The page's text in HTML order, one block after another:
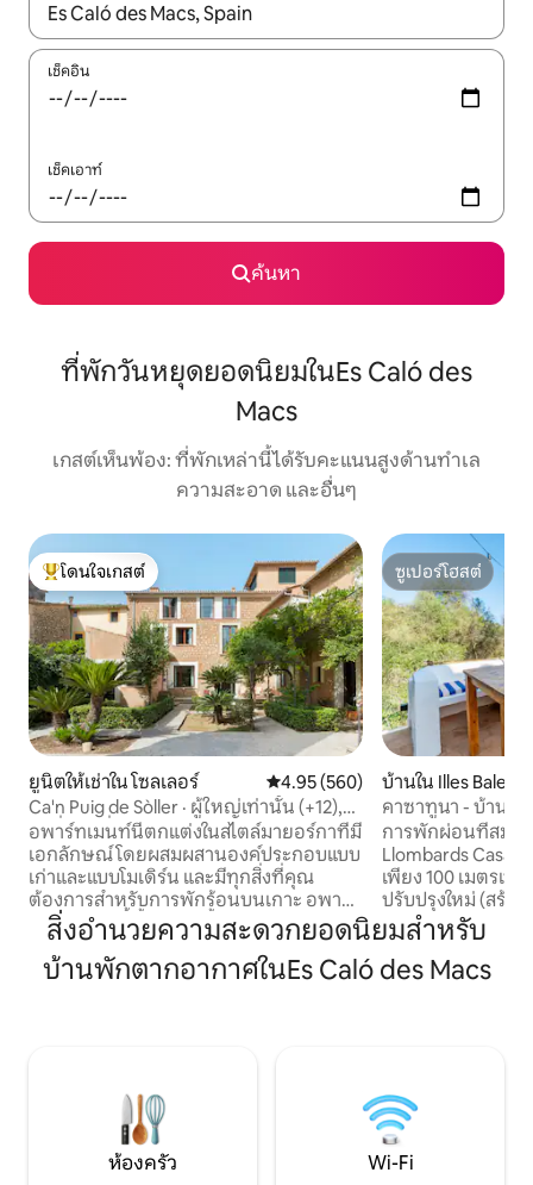
ใช้ลูกศรขึ้นลง หรือใช้การสัมผัสหรือปัด เพื่อสำรวจผลการค้นหา
เช็คอิน
เช็คเอาท์
ค้นหา
ที่พักวันหยุดยอดนิยมในEs Caló des
Macs
เกสต์เห็นพ้อง: ที่พักเหล่านี้ได้รับคะแนนสูงด้านทำเล
ความสะอาด และอื่นๆ
โดนใจเกสต์ที่สุด
โดนใจเกสต์
ยูนิตให้เช่าใน โซลเลอร์ คะแนนเฉลี่ย 4.95 จาก 5, 560 รีวิว
4.95 (560)
Ca'n Puig de Sòller · ผู้ใหญ่เท่านั้น (+12),
น่าตื่นตาตื่นใจ...
อพาร์ทเมนท์นี้ตกแต่งในสไตล์มายอร์กาที่มี
เอกลักษณ์ โดยผสมผสานองค์ประกอบแบบ
เก่าและแบบโมเดิร์น และมีทุกสิ่งที่คุณ
ต้องการสำหรับการพักร้อนบนเกาะ อพาร์
ทเมนท์แห่งนี้ตั้งอยู่บนชั้น 2 และห้องนอนมี
ทางเข้าระเบียงมีหลังคาขนาดเล็กที่มองเห็น
สวนได้โดยตรง ซึ่งใช้ร่วมกับผู้เข้าพักคน
หนังสือหรือเพียงแค่ผ่อนคลาย ห้องในร่ม
สามารถเข้าถึงได้สำหรับคุณโดยเฉพาะใน
ขณะที่ลานบ้านและสวนใช้ร่วมกับผู้เข้าพัก
ของอพาร์ทเมนท์อื่นๆของ Ca'n Puig de
ซูเปอร์โฮสต์
ซูเปอร์โฮสต์
บ้านใน Illes Balears
คาซาทูนา - บ้านริม
การพักผ่อนที่สมบู
Llombards Casa Tuna อยู่ห่างจากชายหาด
เพียง 100 เมตรเ
ปรับปรุงใหม่ (สร้าง
สำหรับผู้เข้าพักสูงสุด 4 คน เ
ความสะดวกสบา
ห้องน้ำและพื้นที่ท
สุนัขของคุณไปเดิ
ภัยด้วย
สิ่งอำนวยความสะดวกยอดนิยมสำหรับ
บ้านพักตากอากาศในEs Caló des Macs
ห้องครัว Wi-Fi